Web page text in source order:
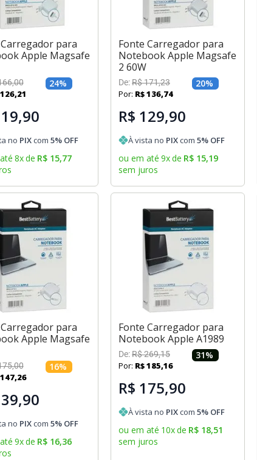
para
Apple Magsafe
,00 24%
126,21
no PIXcom 5% OFF
8xde R$ 15,77
Fonte Carregador para
Notebook Apple Magsafe
2 60W
De:R$171,23 20%
Por: R$136,74
R$ 129,90
À vista no PIXcom 5% OFF
ou em até 9xde R$ 15,19
sem juros
para
Apple Magsafe
,00 16%
147,26
no PIXcom 5% OFF
9xde R$ 16,36
Fonte Carregador para
Notebook Apple A1989
De:R$269,15 31%
Por: R$185,16
R$ 175,90
À vista no PIXcom 5% OFF
ou em até 10xde R$ 18,51
sem juros